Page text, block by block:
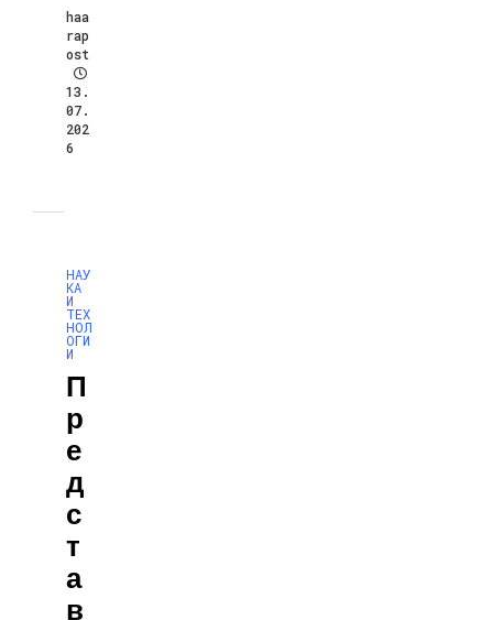
haa
rap
ost
13.
07.
202
6
НАУ
КА
И
ТЕХ
НОЛ
ОГИ
И
П
Р
Е
Д
С
Т
А
В